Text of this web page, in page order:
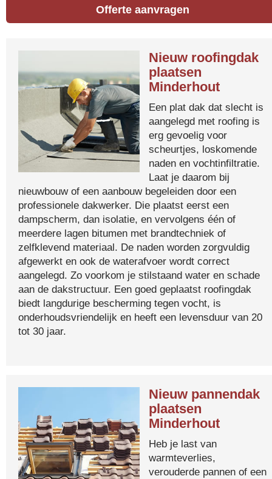
Offerte aanvragen
Nieuw roofingdak
plaatsen
Minderhout
Een plat dak dat slecht is
aangelegd met roofing is
erg gevoelig voor
scheurtjes, loskomende
naden en vochtinfiltratie.
Laat je daarom bij
nieuwbouw of een aanbouw begeleiden door een
professionele dakwerker. Die plaatst eerst een
dampscherm, dan isolatie, en vervolgens één of
meerdere lagen bitumen met brandtechniek of
zelfklevend materiaal. De naden worden zorgvuldig
afgewerkt en ook de waterafvoer wordt correct
aangelegd. Zo voorkom je stilstaand water en schade
aan de dakstructuur. Een goed geplaatst roofingdak
biedt langdurige bescherming tegen vocht, is
onderhoudsvriendelijk en heeft een levensduur van 20
tot 30 jaar.
Nieuw pannendak
plaatsen
Minderhout
Heb je last van
warmteverlies,
verouderde pannen of een